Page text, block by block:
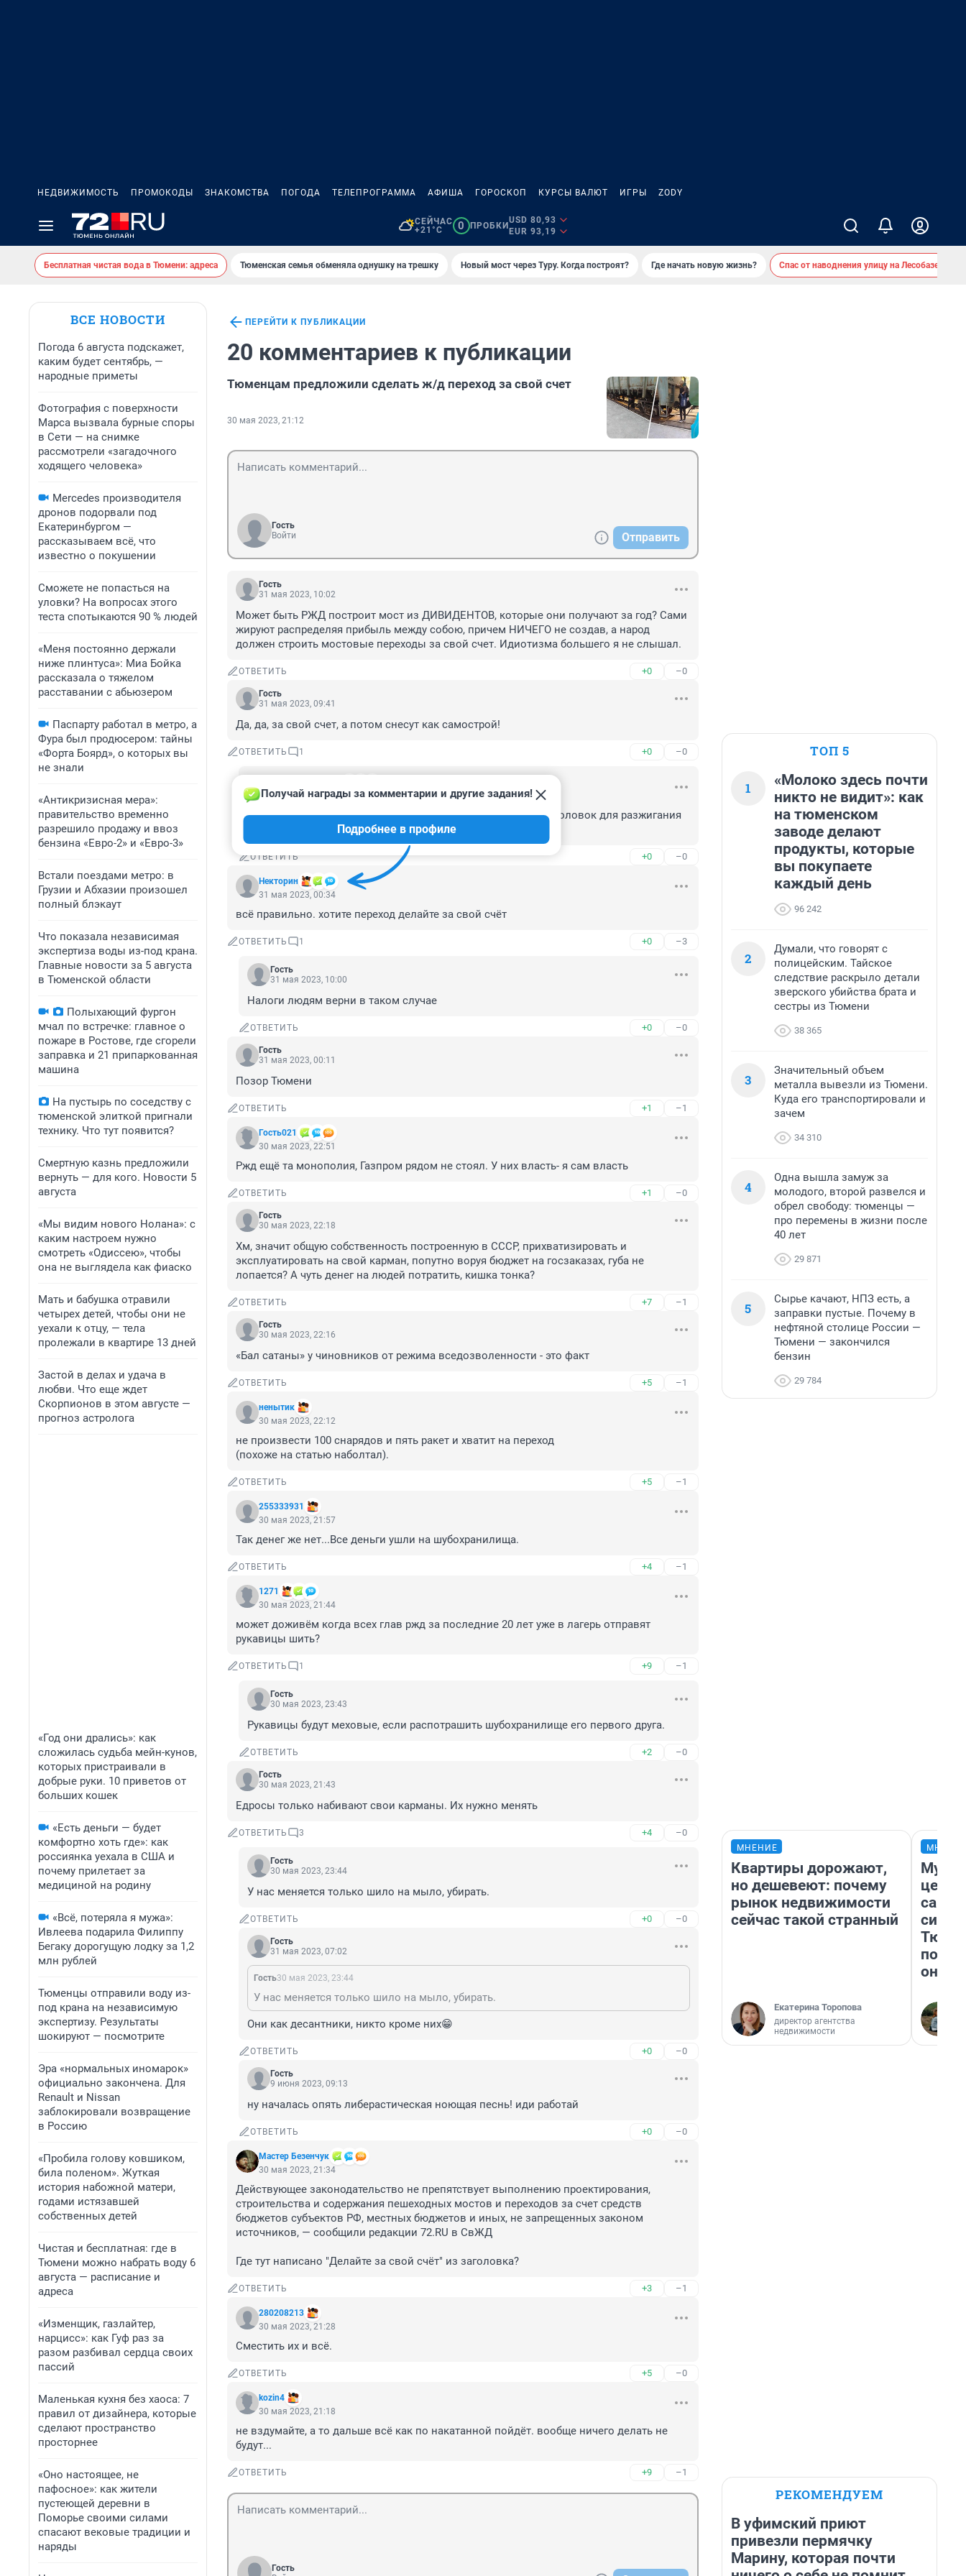
НЕДВИЖИМОСТЬ ПРОМОКОДЫ ЗНАКОМСТВА ПОГОДА ТЕЛЕПРОГРАММА АФИША ГОРОСКОП КУРСЫ ВАЛЮТ ИГРЫ ZODY
СЕЙЧАС
+21°C
0 ПРОБКИ
USD 80,93
EUR 93,19
Бесплатная чистая вода в Тюмени: адреса Тюменская семья обменяла однушку на трешку Новый мост через Туру. Когда построят? Где начать новую жизнь? Спас от наводнения улицу на Лесобазе
ВСЕ НОВОСТИ
Погода 6 августа подскажет,
каким будет сентябрь, —
народные приметы
Фотография с поверхности
Марса вызвала бурные споры
в Сети — на снимке
рассмотрели «загадочного
ходящего человека»
Mercedes производителя
дронов подорвали под
Екатеринбургом —
рассказываем всё, что
известно о покушении
Сможете не попасться на
уловки? На вопросах этого
теста спотыкаются 90 % людей
«Меня постоянно держали
ниже плинтуса»: Миа Бойка
рассказала о тяжелом
расставании с абьюзером
Паспарту работал в метро, а
Фура был продюсером: тайны
«Форта Боярд», о которых вы
не знали
«Антикризисная мера»:
правительство временно
разрешило продажу и ввоз
бензина «Евро-2» и «Евро-3»
Встали поездами метро: в
Грузии и Абхазии произошел
полный блэкаут
Что показала независимая
экспертиза воды из-под крана.
Главные новости за 5 августа
в Тюменской области
Полыхающий фургон
мчал по встречке: главное о
пожаре в Ростове, где сгорели
заправка и 21 припаркованная
машина
На пустырь по соседству с
тюменской элиткой пригнали
технику. Что тут появится?
Смертную казнь предложили
вернуть — для кого. Новости 5
августа
«Мы видим нового Нолана»: с
каким настроем нужно
смотреть «Одиссею», чтобы
она не выглядела как фиаско
Мать и бабушка отравили
четырех детей, чтобы они не
уехали к отцу, — тела
пролежали в квартире 13 дней
Застой в делах и удача в
любви. Что еще ждет
Скорпионов в этом августе —
прогноз астролога
«Год они дрались»: как
сложилась судьба мейн-кунов,
которых пристраивали в
добрые руки. 10 приветов от
больших кошек
«Есть деньги — будет
комфортно хоть где»: как
россиянка уехала в США и
почему прилетает за
медициной на родину
«Всё, потеряла я мужа»:
Ивлеева подарила Филиппу
Бегаку дорогущую лодку за 1,2
млн рублей
Тюменцы отправили воду из-
под крана на независимую
экспертизу. Результаты
шокируют — посмотрите
Эра «нормальных иномарок»
официально закончена. Для
Renault и Nissan
заблокировали возвращение
в Россию
«Пробила голову ковшиком,
била поленом». Жуткая
история набожной матери,
годами истязавшей
собственных детей
Чистая и бесплатная: где в
Тюмени можно набрать воду 6
августа — расписание и
адреса
«Изменщик, газлайтер,
нарцисс»: как Гуф раз за
разом разбивал сердца своих
пассий
Маленькая кухня без хаоса: 7
правил от дизайнера, которые
сделают пространство
просторнее
«Оно настоящее, не
пафосное»: как жители
пустеющей деревни в
Поморье своими силами
спасают вековые традиции и
наряды
ПЕРЕЙТИ К ПУБЛИКАЦИИ
20 комментариев к публикации
Тюменцам предложили сделать ж/д переход за свой счет
30 мая 2023, 21:12
Гость
Войти
Отправить
Гость
31 мая 2023, 10:02
Может быть РЖД построит мост из ДИВИДЕНТОВ, которые они получают за год? Сами
жируют распределяя прибыль между собою, причем НИЧЕГО не создав, а народ
должен строить мостовые переходы за свой счет. Идиотизма большего я не слышал.
ОТВЕТИТЬ +0 –0
Гость
31 мая 2023, 09:41
Да, да, за свой счет, а потом снесут как самострой!
ОТВЕТИТЬ 1 +0 –0
31 мая 2023, 09:52
Очнитесь! В ответе РЖД нет ни слова про "за свой счёт", Заголовок для разжигания
ОТВЕТИТЬ +0 –0
Некторин
Получай награды за комментарии и другие задания!
Подробнее в профиле
31 мая 2023, 00:34
всё правильно. хотите переход делайте за свой счёт
ОТВЕТИТЬ 1 +0 –3
Гость
31 мая 2023, 10:00
Налоги людям верни в таком случае
ОТВЕТИТЬ +0 –0
Гость
31 мая 2023, 00:11
Позор Тюмени
ОТВЕТИТЬ +1 –1
Гость021
30 мая 2023, 22:51
Ржд ещё та монополия, Газпром рядом не стоял. У них власть- я сам власть
ОТВЕТИТЬ +1 –0
Гость
30 мая 2023, 22:18
Хм, значит общую собственность построенную в СССР, прихватизировать и
эксплуатировать на свой карман, попутно воруя бюджет на госзаказах, губа не
лопается? А чуть денег на людей потратить, кишка тонка?
ОТВЕТИТЬ +7 –1
Гость
30 мая 2023, 22:16
«Бал сатаны» у чиновников от режима вседозволенности - это факт
ОТВЕТИТЬ +5 –1
ненытик
30 мая 2023, 22:12
не произвести 100 снарядов и пять ракет и хватит на переход
(похоже на статью наболтал).
ОТВЕТИТЬ +5 –1
255333931
30 мая 2023, 21:57
Так денег же нет...Все деньги ушли на шубохранилища.
ОТВЕТИТЬ +4 –1
1271
30 мая 2023, 21:44
может доживём когда всех глав ржд за последние 20 лет уже в лагерь отправят
рукавицы шить?
ОТВЕТИТЬ 1 +9 –1
Гость
30 мая 2023, 23:43
Рукавицы будут меховые, если распотрашить шубохранилище его первого друга.
ОТВЕТИТЬ +2 –0
Гость
30 мая 2023, 21:43
Едросы только набивают свои карманы. Их нужно менять
ОТВЕТИТЬ 3 +4 –0
Гость
30 мая 2023, 23:44
У нас меняется только шило на мыло, убирать.
ОТВЕТИТЬ +0 –0
Гость
31 мая 2023, 07:02
Гость30 мая 2023, 23:44
У нас меняется только шило на мыло, убирать.
Они как десантники, никто кроме них😁
ОТВЕТИТЬ +0 –0
Гость
9 июня 2023, 09:13
ну началась опять либерастическая ноющая песнь! иди работай
ОТВЕТИТЬ +0 –0
Мастер Безенчук
30 мая 2023, 21:34
Действующее законодательство не препятствует выполнению проектирования,
строительства и содержания пешеходных мостов и переходов за счет средств
бюджетов субъектов РФ, местных бюджетов и иных, не запрещенных законом
источников, — сообщили редакции 72.RU в СвЖД
Где тут написано "Делайте за свой счёт" из заголовка?
ОТВЕТИТЬ +3 –1
280208213
30 мая 2023, 21:28
Сместить их и всё.
ОТВЕТИТЬ +5 –0
kozin4
30 мая 2023, 21:18
не вздумайте, а то дальше всё как по накатанной пойдёт. вообще ничего делать не
будут...
ОТВЕТИТЬ +9 –1
Гость
ТОП 5
1
«Молоко здесь почти
никто не видит»: как
на тюменском
заводе делают
продукты, которые
вы покупаете
каждый день
96 242
2
Думали, что говорят с
полицейским. Тайское
следствие раскрыло детали
зверского убийства брата и
сестры из Тюмени
38 365
3
Значительный объем
металла вывезли из Тюмени.
Куда его транспортировали и
зачем
34 310
4
Одна вышла замуж за
молодого, второй развелся и
обрел свободу: тюменцы —
про перемены в жизни после
40 лет
29 871
5
Сырье качают, НПЗ есть, а
заправки пустые. Почему в
нефтяной столице России —
Тюмени — закончился
бензин
29 784
МНЕНИЕ
Квартиры дорожают,
но дешевеют: почему
рынок недвижимости
сейчас такой странный
Екатерина Торопова
директор агентства
недвижимости
они
РЕКОМЕНДУЕМ
В уфимский приют
привезли пермячку
Марину, которая почти